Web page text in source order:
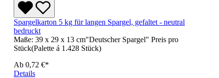
Spargelkarton 5 kg für langen Spargel, gefaltet - neutral
bedruckt
Maße: 39 x 29 x 13 cm"Deutscher Spargel" Preis pro
Stück(Palette á 1.428 Stück)
Ab 0,72 €*
Details